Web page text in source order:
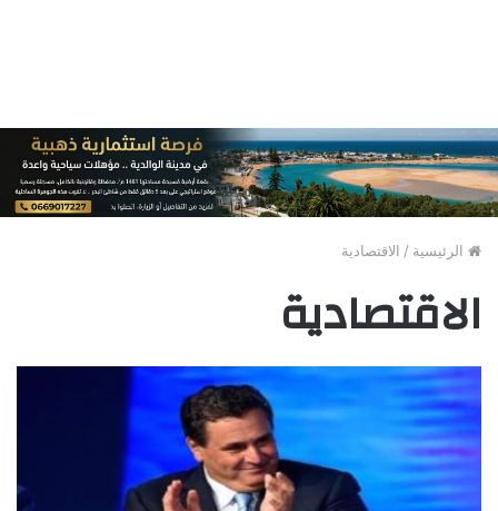
الرئيسية / الاقتصادية
الاقتصادية